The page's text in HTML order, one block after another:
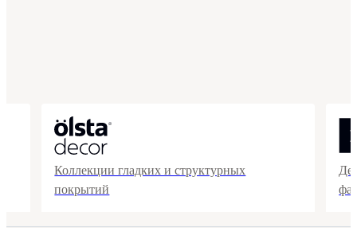
Коллекции гладких и структурных
покрытий